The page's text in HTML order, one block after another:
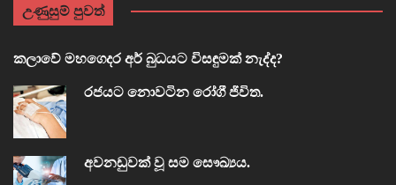
උණුසුම් පුවත්
කලාවේ මහගෙදර අර් බුධයට විසඳුමක් නැද්ද?
රජයට නොවටින රෝගී ජීවිත.
අවනඩුවක් වූ සම සෞඛ්‍යය.